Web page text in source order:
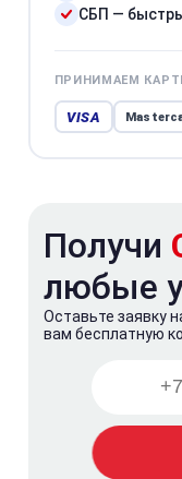
СБП —
ПРИНИМАЕМ
VISA
Получи
любые
Оставьте заявку
вам бесплатную